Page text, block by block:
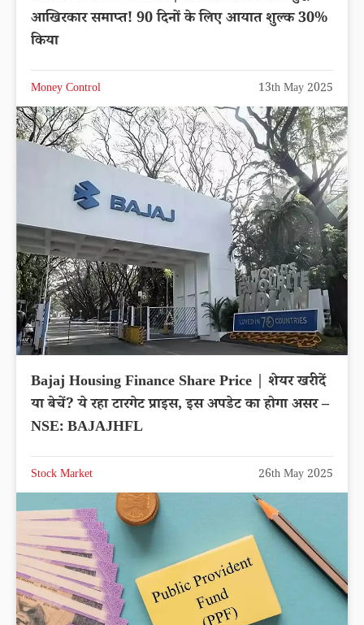
आखिरकार समाप्त! 90 दिनों के लिए आयात शुल्क 30%
किया
Money Control 13th May 2025
Bajaj Housing Finance Share Price | शेयर खरीदें
या बेचें? ये रहा टारगेट प्राइस, इस अपडेट का होगा असर –
NSE: BAJAJHFL
Stock Market 26th May 2025